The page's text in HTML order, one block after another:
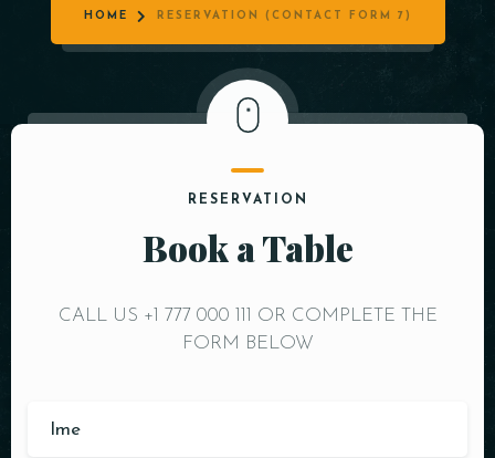
HOME RESERVATION (CONTACT FORM 7)
RESERVATION
Book a Table
CALL US +1 777 000 111 OR COMPLETE THE
FORM BELOW